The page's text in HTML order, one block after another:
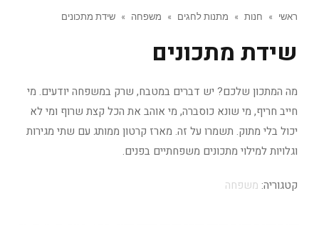
ראשי » חנות » מתנות לחגים » משפחה » שידת מתכונים
שידת מתכונים
מה המתכון שלכם? יש דברים במטבח, שרק במשפחה יודעים. מי
חייב חריף, מי שונא כוסברה, מי אוהב את הכל קצת שרוף ומי לא
יכול בלי מתוק. תשמרו על זה. מארז קרטון ממותג עם שתי מגירות
וגלויות למילוי מתכונים משפחתיים בפנים.
קטגוריה: משפחה